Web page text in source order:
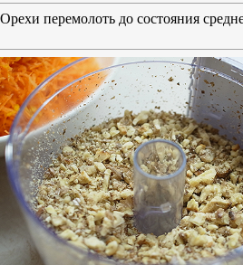
Орехи перемолоть до состояния